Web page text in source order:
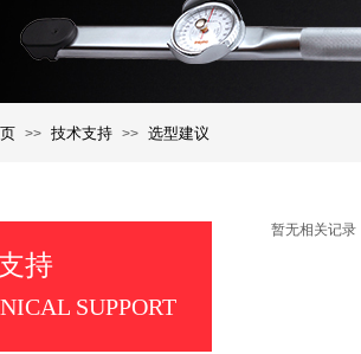
>> 技术支持 >> 选型建议
持
SUPPORT
暂无相关记录